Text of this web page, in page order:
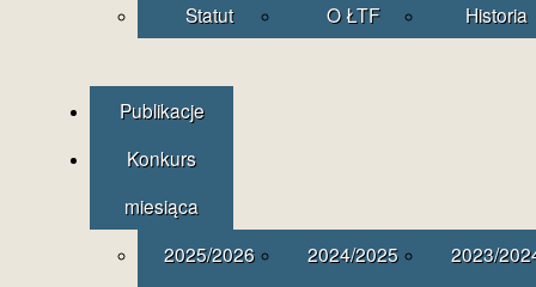
Statut
O ŁTF Historia
Publikacje
Konkurs
miesiąca
2025/2026
2024/2025
2023/